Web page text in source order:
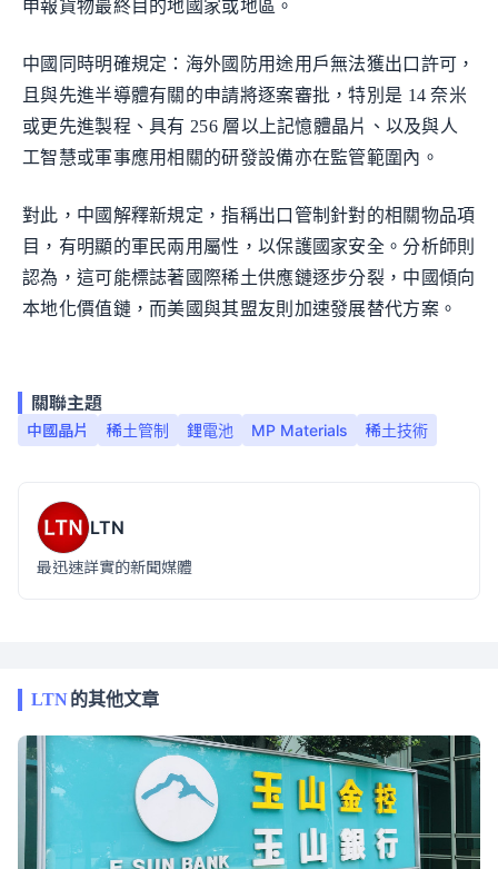
申報貨物最終目的地國家或地區。
中國同時明確規定：海外國防用途用戶無法獲出口許可，
且與先進半導體有關的申請將逐案審批，特別是 14 奈米
或更先進製程、具有 256 層以上記憶體晶片、以及與人
工智慧或軍事應用相關的研發設備亦在監管範圍內。
對此，中國解釋新規定，指稱出口管制針對的相關物品項
目，有明顯的軍民兩用屬性，以保護國家安全。分析師則
認為，這可能標誌著國際稀土供應鏈逐步分裂，中國傾向
本地化價值鏈，而美國與其盟友則加速發展替代方案。
關聯主題
中國晶片 稀土管制 鋰電池 MP Materials 稀土技術
LTN
最迅速詳實的新聞媒體
LTN的其他文章